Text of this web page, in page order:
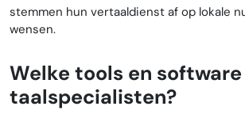
stemmen hun vertaaldienst af op lokale
wensen.
Welke tools en
taalspecialisten?